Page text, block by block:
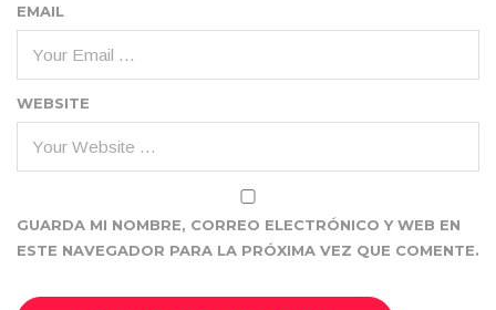
EMAIL
WEBSITE
GUARDA MI NOMBRE, CORREO ELECTRÓNICO Y WEB EN
ESTE NAVEGADOR PARA LA PRÓXIMA VEZ QUE COMENTE.